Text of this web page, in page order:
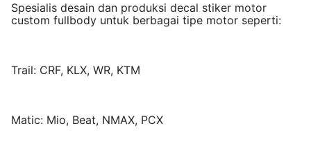
Spesialis desain dan produksi decal stiker motor
custom fullbody untuk berbagai tipe motor seperti:
Trail: CRF, KLX, WR, KTM
Matic: Mio, Beat, NMAX, PCX